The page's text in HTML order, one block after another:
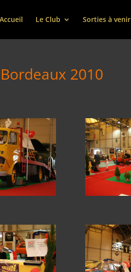
Accueil Le Club Sorties à venir
2010